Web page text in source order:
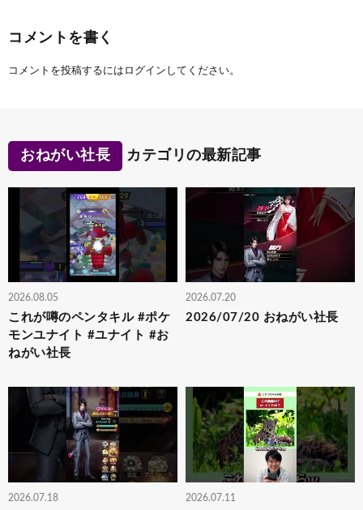
コメントを書く
コメントを投稿するには ログイン してください。
おねがい社長 カテゴリの最新記事
2026.08.05
これが噂のペンタキル #ポケ
モンユナイト #ユナイト #お
ねがい社長
2026.07.20
2026/07/20 おねがい社長
2026.07.18 2026.07.11